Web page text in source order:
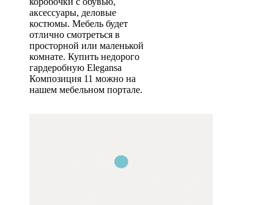
аксессуары, деловые
костюмы. Мебель будет
отлично смотреться в
просторной или маленькой
комнате. Купить недорого
гардеробную Elegansa
Композиция 11 можно на
нашем мебельном портале.